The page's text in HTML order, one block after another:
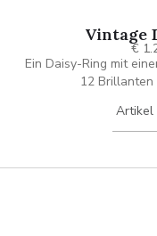
Vintage
€
Ein Daisy-Ring mit
12 Brillanten
Artikel